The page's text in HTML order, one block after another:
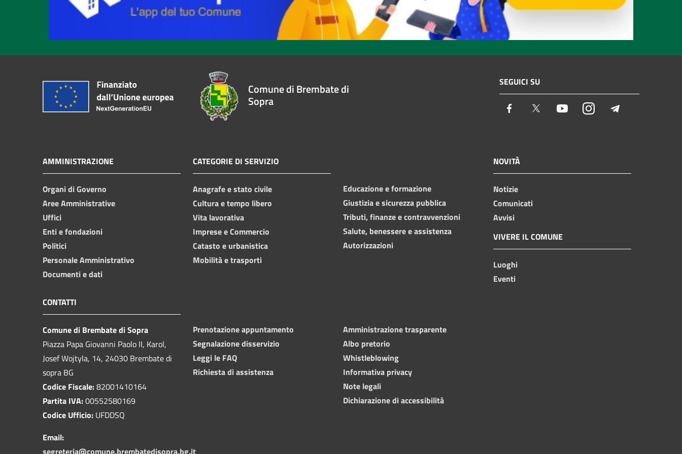
Comune di Brembate di
Sopra
SEGUICI SU
Facebook Twitter YoutubeInstagram
AMMINISTRAZIONE
Organi di Governo
Aree Amministrative
Uffici
Enti e fondazioni
Politici
Personale Amministrativo
Documenti e dati
CATEGORIE DI SERVIZIO
Anagrafe e stato civile
Cultura e tempo libero
Vita lavorativa
Imprese e Commercio
Catasto e urbanistica
Mobilità e trasporti
Educazione e formazione
Giustizia e sicurezza pubblica
Tributi, finanze e contravvenzioni
Salute, benessere e assistenza
Autorizzazioni
NOVITÀ
Notizie
Comunicati
Avvisi
VIVERE IL COMUNE
Luoghi
Eventi
CONTATTI
Comune di Brembate di Sopra
Piazza Papa Giovanni Paolo II, Karol,
Josef Wojtyla, 14, 24030 Brembate di
sopra BG
Codice Fiscale:82001410164
Partita IVA:00552580169
Codice Ufficio: UFDDSQ
Email:
segreteria@comune.brembatedisopra.bg.it
Prenotazione appuntamento
Segnalazione disservizio
Leggi le FAQ
Richiesta di assistenza
Amministrazione trasparente
Albo pretorio
Whistleblowing
Informativa privacy
Note legali
Dichiarazione di accessibilità